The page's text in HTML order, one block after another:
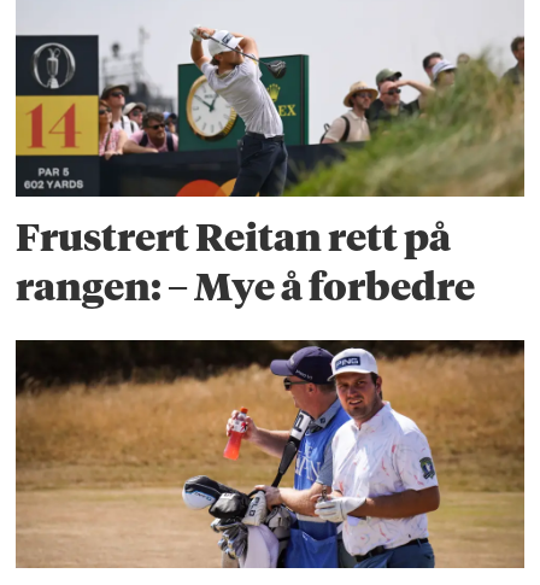
Frustrert Reitan rett på
rangen: – Mye å forbedre